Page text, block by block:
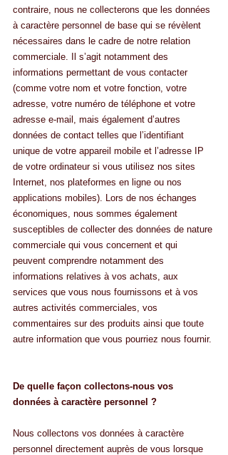
contraire, nous ne collecterons que les données
à caractère personnel de base qui se révèlent
nécessaires dans le cadre de notre relation
commerciale. Il s’agit notamment des
informations permettant de vous contacter
(comme votre nom et votre fonction, votre
adresse, votre numéro de téléphone et votre
adresse e-mail, mais également d’autres
données de contact telles que l’identifiant
unique de votre appareil mobile et l’adresse IP
de votre ordinateur si vous utilisez nos sites
Internet, nos plateformes en ligne ou nos
applications mobiles). Lors de nos échanges
économiques, nous sommes également
susceptibles de collecter des données de nature
commerciale qui vous concernent et qui
peuvent comprendre notamment des
informations relatives à vos achats, aux
services que vous nous fournissons et à vos
autres activités commerciales, vos
commentaires sur des produits ainsi que toute
autre information que vous pourriez nous fournir.
De quelle façon collectons-nous vos
données à caractère personnel ?
Nous collectons vos données à caractère
personnel directement auprès de vous lorsque